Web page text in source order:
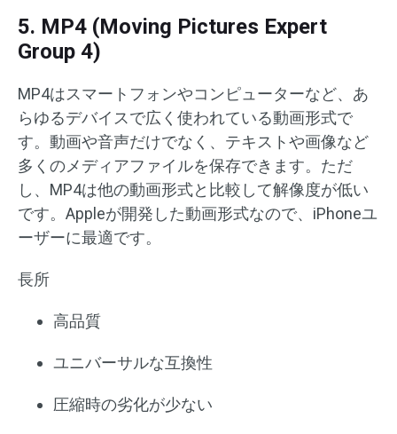
5. MP4 (Moving Pictures Expert
Group 4)
MP4はスマートフォンやコンピューターなど、あ
らゆるデバイスで広く使われている動画形式で
す。動画や音声だけでなく、テキストや画像など
多くのメディアファイルを保存できます。ただ
し、MP4は他の動画形式と比較して解像度が低い
です。Appleが開発した動画形式なので、iPhoneユ
ーザーに最適です。
長所
高品質
ユニバーサルな互換性
圧縮時の劣化が少ない